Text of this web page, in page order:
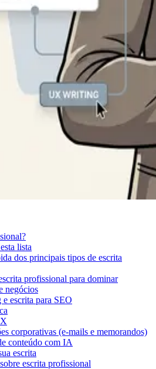
lista
dos principais tipos de escrita
profissional para dominar
negócios
escrita para SEO
corporativas (e-mails e memorandos)
conteúdo com IA
escrita
escrita profissional